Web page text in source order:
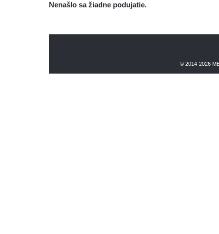
Nenašlo sa žiadne podujatie.
© 2014-2026